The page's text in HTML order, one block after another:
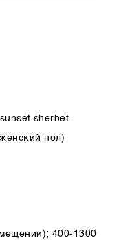
sherbet
пол)
400-1300